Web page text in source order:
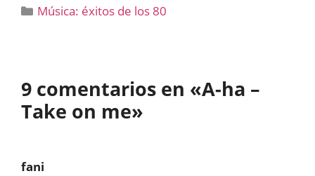
Categorías
Música: éxitos de los 80
9 comentarios en «A-ha –
Take on me»
fani